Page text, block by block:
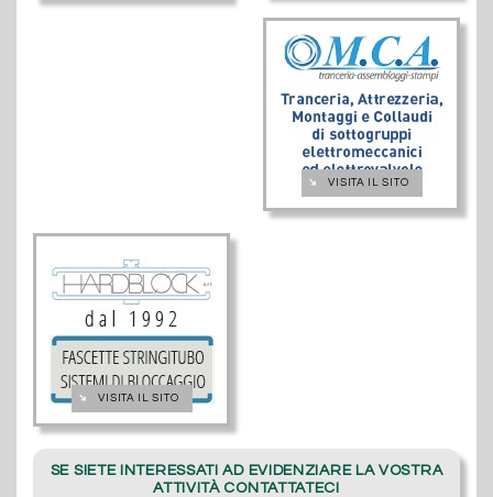
➔ VISITA IL SITO
➔ VISITA IL SITO
SE SIETE INTERESSATI AD EVIDENZIARE LA VOSTRA
ATTIVITÀ CONTATTATECI